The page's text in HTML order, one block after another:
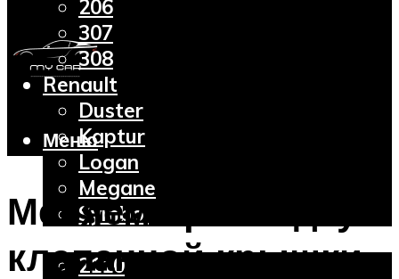
206
307
308
Renault
Duster
Kaptur
Logan
Megane
Symbol
2110
Меню
Меняем прокладку
клапанной крышки